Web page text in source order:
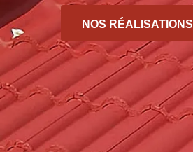
NOS RÉALISATIONS